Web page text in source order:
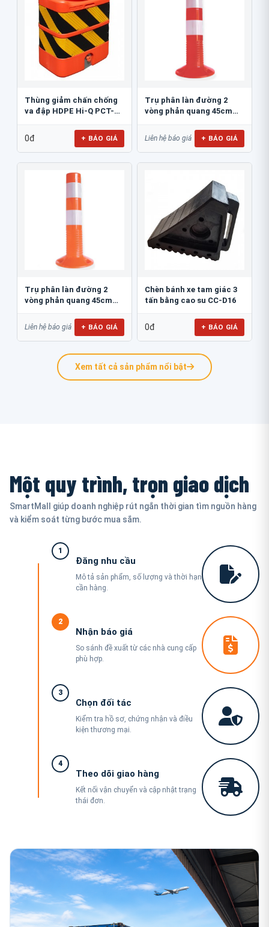
Thùng giảm chấn chống
va đập HDPE Hi-Q PCT-
0đ + BÁO GIÁ
Trụ phân làn đường 2
vòng phản quang 45cm
Liên hệ báo giá + BÁO GIÁ
Trụ phân làn đường 2
vòng phản quang 45cm
Liên hệ báo giá + BÁO GIÁ
Chèn bánh xe tam giác 3
tấn bằng cao su CC-D16
0đ + BÁO GIÁ
Xem tất cả sản phẩm nổi bật
Một quy trình, trọn giao dịch
SmartMall giúp doanh nghiệp rút ngắn thời gian tìm nguồn hàng
và kiểm soát từng bước mua sắm.
1
Đăng nhu cầu
Mô tả sản phẩm, số lượng và thời hạn
cần hàng.
2
Nhận báo giá
So sánh đề xuất từ các nhà cung cấp
phù hợp.
3
Chọn đối tác
Kiểm tra hồ sơ, chứng nhận và điều
kiện thương mại.
4
Theo dõi giao hàng
Kết nối vận chuyển và cập nhật trạng
thái đơn.